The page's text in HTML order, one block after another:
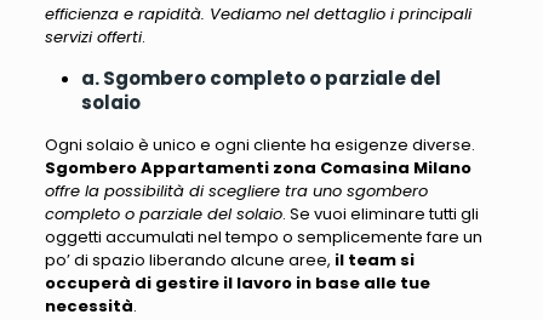
efficienza e rapidità. Vediamo nel dettaglio i principali
servizi offerti.
a. Sgombero completo o parziale del
solaio
Ogni solaio è unico e ogni cliente ha esigenze diverse.
Sgombero Appartamenti zona Comasina Milano
offre la possibilità di scegliere tra uno sgombero
completo o parziale del solaio. Se vuoi eliminare tutti gli
oggetti accumulati nel tempo o semplicemente fare un
po’ di spazio liberando alcune aree, il team si
occuperà di gestire il lavoro in base alle tue
necessità.